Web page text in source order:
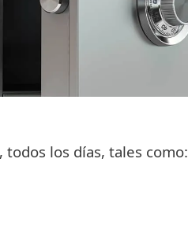
los días, tales como: